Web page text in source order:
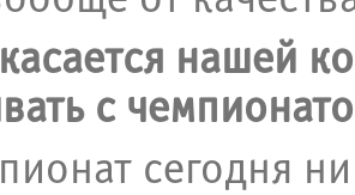
нашей
с
сегодня